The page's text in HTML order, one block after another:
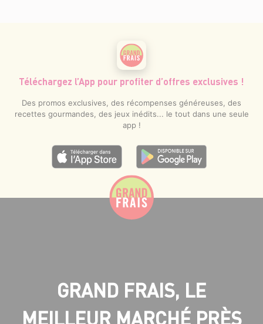
Téléchargez l’App pour profiter d’offres exclusives !
Des promos exclusives, des récompenses généreuses, des
recettes gourmandes, des jeux inédits... le tout dans une seule
app !
GRAND FRAIS, LE
MEILLEUR MARCHÉ PRÈS